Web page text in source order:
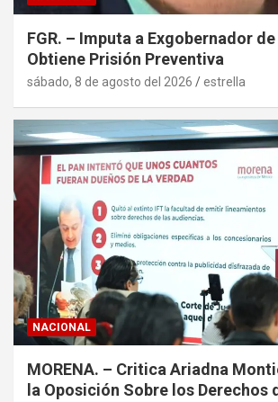
FGR. – Imputa a Exgobernador
Obtiene Prisión Preventiva
sábado, 8 de agosto del 2026 estrella
NACIONAL
MORENA. – Critica Ariadna
la Oposición Sobre los Derechos